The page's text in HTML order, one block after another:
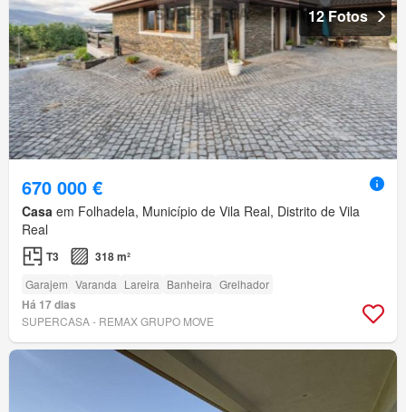
12 Fotos
670 000 €
Casa em Folhadela, Município de Vila Real, Distrito de Vila
Real
T3 318 m²
Garajem Varanda Lareira Banheira Grelhador
Há 17 dias
SUPERCASA - REMAX GRUPO MOVE